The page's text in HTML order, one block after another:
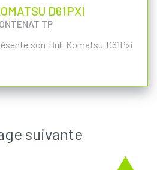
D61PXI
TP
son Bull Komatsu D61Pxi
suivante